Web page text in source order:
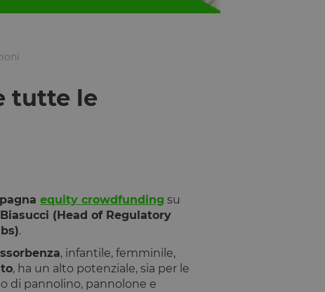
tutte le
equity crowdfunding su
(Head of Regulatory
.
, infantile, femminile,
, ha un alto potenziale, sia per le
di pannolino, pannolone e